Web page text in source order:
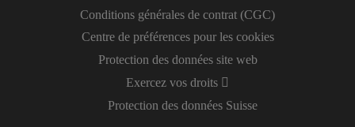
Conditions générales de contrat (CGC)
Centre de préférences pour les cookies
Protection des données site web
Exercez vos droits
Protection des données Suisse